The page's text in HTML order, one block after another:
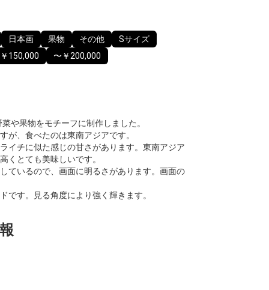
日本画 果物 その他
Sサイズ
150,000
〜￥200,000
や果物をモチーフに制作しました。
が、食べたのは東南アジアです。
イチに似た感じの甘さがあります。東南アジア
くとても美味しいです。
ているので、画面に明るさがあります。画面の
です。見る角度により強く輝きます。